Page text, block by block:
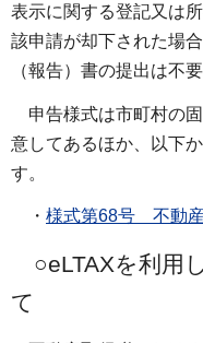
表示に関する登記又は
該申請が却下された場
（報告）書の提出は不要
申告様式は市町村の
意してあるほか、以下
す。
・ 様式第68号 不動
○eLTAXを利用
て